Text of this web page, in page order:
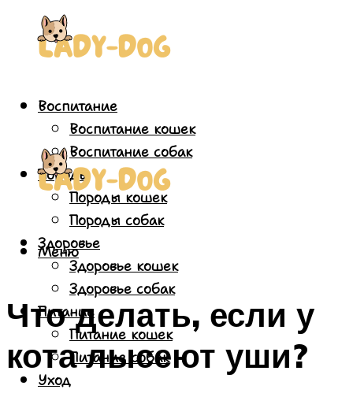
Воспитание
Воспитание кошек
Воспитание собак
Породы
Породы кошек
Породы собак
Здоровье
Здоровье кошек
Здоровье собак
Питание
Питание кошек
Питание собак
Уход
Меню
Что делать, если у
кота лысеют уши?